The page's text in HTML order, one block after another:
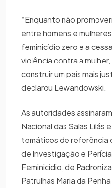
“Enquanto não
entre homens e
feminicídio zero e a
violência contra a
construir um país mais
declarou Lewandowski.
As autoridades
Nacional das Salas Lilás
temáticos de referência
de Investigação e
Feminicídio, de
Patrulhas Maria da